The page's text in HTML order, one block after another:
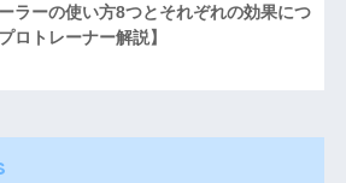
ラーの使い方8つとそれぞれの効果につ
ロトレーナー解説】